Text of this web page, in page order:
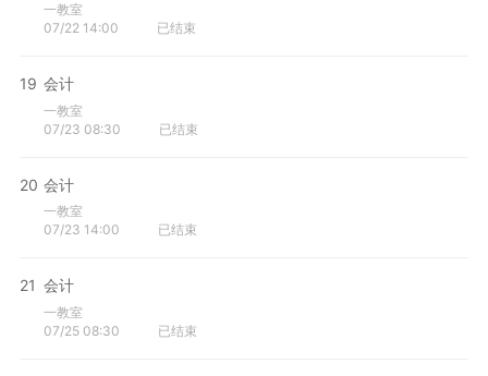
一教室
07/22 14:00
已结束
19 会计
一教室
07/23 08:30
已结束
20 会计
一教室
07/23 14:00
已结束
21 会计
一教室
07/25 08:30
已结束